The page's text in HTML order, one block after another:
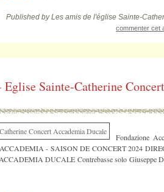
Published by Les amis de l'église Sainte-
commenter cet
Sainte-Catherine Concert
Fondazione
- SAISON DE CONCERT 2024
DUCALE Contrebasse solo Giuseppe